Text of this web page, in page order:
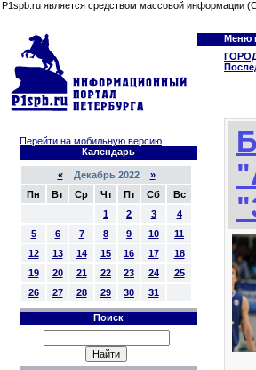
P1spb.ru является средством массовой информации
Меню
Перейти на мобильную версию
Календарь
«Декабрь 2022 »
Пн
Вт Ср Чт Пт Сб
Вс
1
2 3
4
5
6 7 8 9 10
11
12
13 14 15 16 17
18
19
20 21 22 23 24
25
26
27 28 29 30 31
Поиск